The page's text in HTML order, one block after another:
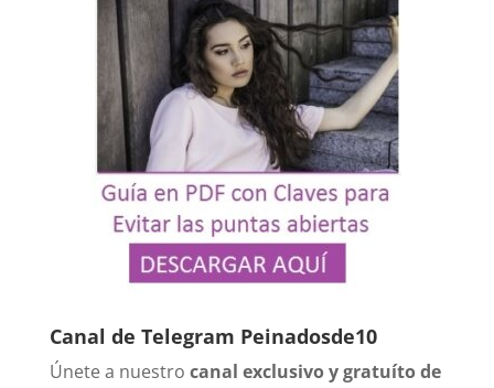
Canal de Telegram Peinadosde10
Únete a nuestro canal exclusivo y gratuíto de